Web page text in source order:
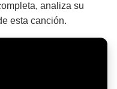
analiza su
esta canción.